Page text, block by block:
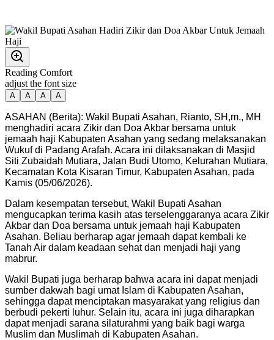
Reading Comfort
adjust the font size
A A A A
ASAHAN (Berita): Wakil Bupati Asahan, Rianto, SH,m., MH
menghadiri acara Zikir dan Doa Akbar bersama untuk
jemaah haji Kabupaten Asahan yang sedang melaksanakan
Wukuf di Padang Arafah. Acara ini dilaksanakan di Masjid
Siti Zubaidah Mutiara, Jalan Budi Utomo, Kelurahan Mutiara,
Kecamatan Kota Kisaran Timur, Kabupaten Asahan, pada
Kamis (05/06/2026).
Dalam kesempatan tersebut, Wakil Bupati Asahan
mengucapkan terima kasih atas terselenggaranya acara Zikir
Akbar dan Doa bersama untuk jemaah haji Kabupaten
Asahan. Beliau berharap agar jemaah dapat kembali ke
Tanah Air dalam keadaan sehat dan menjadi haji yang
mabrur.
Wakil Bupati juga berharap bahwa acara ini dapat menjadi
sumber dakwah bagi umat Islam di Kabupaten Asahan,
sehingga dapat menciptakan masyarakat yang religius dan
berbudi pekerti luhur. Selain itu, acara ini juga diharapkan
dapat menjadi sarana silaturahmi yang baik bagi warga
Muslim dan Muslimah di Kabupaten Asahan.